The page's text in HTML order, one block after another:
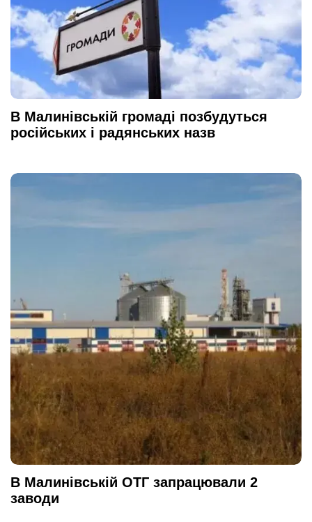
В Малинівській громаді позбудуться
російських і радянських назв
В Малинівській ОТГ запрацювали 2
заводи